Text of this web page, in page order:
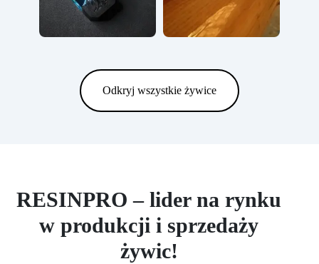
Odkryj wszystkie żywice
RESINPRO – lider na rynku
w produkcji i sprzedaży
żywic!